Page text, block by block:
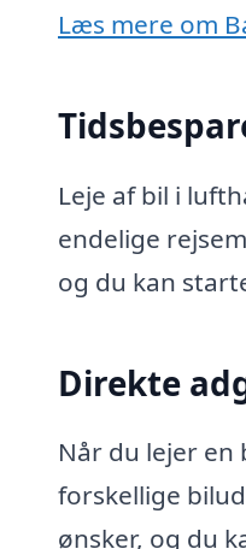
Læs mere om
Leje af bil i
endelige
og du kan
Direkte
Når du lejer
forskellige
ønsker, og du